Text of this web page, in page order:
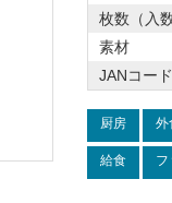
枚数（入数
素材
JANコード
厨房 外
給食 フ